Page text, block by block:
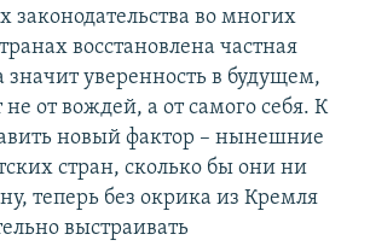
законодательства во многих
восстановлена частная
значит уверенность в будущем,
не от вождей, а от самого себя. К
новый фактор – нынешние
стран, сколько бы они ни
теперь без окрика из Кремля
выстраивать